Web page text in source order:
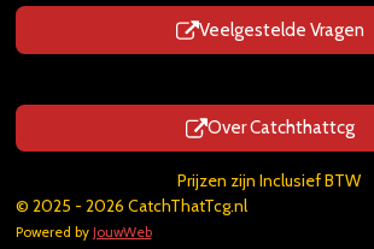
Veelgestelde Vragen
Over Catchthattcg
Prijzen zijn Inclusief BTW
© 2025 - 2026 CatchThatTcg.nl
Powered by JouwWeb